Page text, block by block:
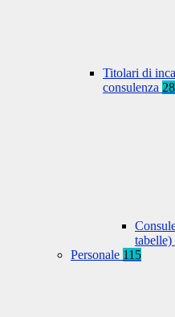
Titolari di
consulenza 28
tabelle)
Personale 115